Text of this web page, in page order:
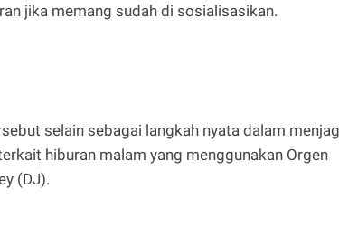
jika memang sudah di sosialisasikan.
selain sebagai langkah nyata dalam
hiburan malam yang menggunakan Orgen
(DJ).